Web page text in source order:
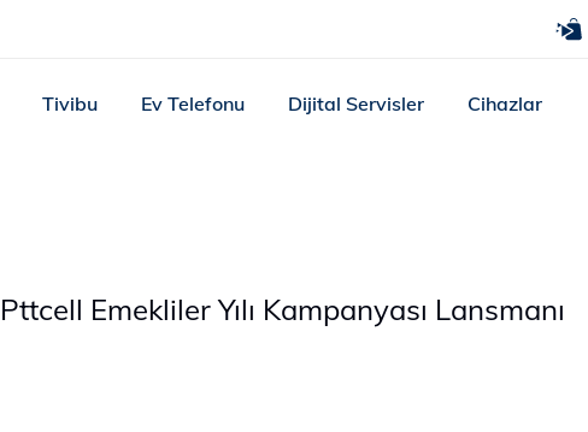
Tivibu Ev Telefonu Dijital Servisler Cihazlar
Pttcell Emekliler Yılı Kampanyası Lansmanı